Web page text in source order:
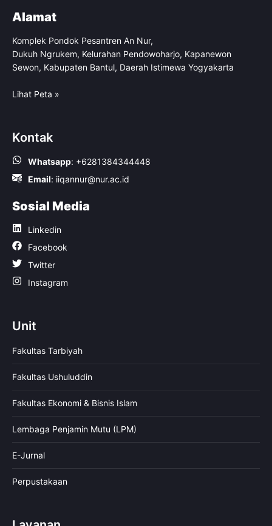
Alamat
Komplek Pondok Pesantren An Nur,
Dukuh Ngrukem, Kelurahan Pendowoharjo, Kapanewon
Sewon, Kabupaten Bantul, Daerah Istimewa Yogyakarta
Lihat Peta »
Kontak
Whatsapp: +6281384344448
Email: iiqannur@nur.ac.id
Sosial Media
Linkedin
Facebook
Twitter
Instagram
Unit
Fakultas Tarbiyah
Fakultas Ushuluddin
Fakultas Ekonomi & Bisnis Islam
Lembaga Penjamin Mutu (LPM)
E-Jurnal
Perpustakaan